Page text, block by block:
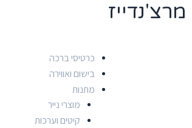
מרצ'נדייז
כרטיסי ברכה
בישום ואווירה
מתנות
מוצרי נייר
קיטים וערכות